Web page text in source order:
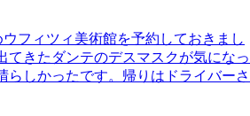
フィツィ美術館を予約しておきまし
きたダンテのデスマスクが気になっ
しかったです。帰りはドライバーさ